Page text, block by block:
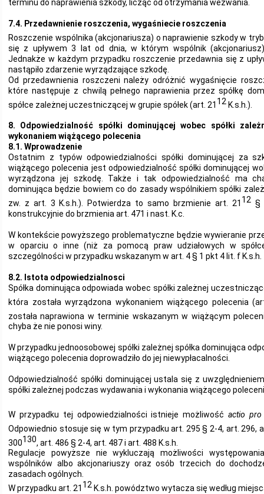
terminu do naprawienia szkody, licząc od otrzymania wezwania.
7.4. Przedawnienie roszczenia, wygaśniecie roszczenia
Roszczenie wspólnika (akcjonariusza) o naprawienie szkody w
się z upływem 3 lat od dnia, w którym wspólnik
Jednakże w każdym przypadku roszczenie przedawnia się z
nastąpiło zdarzenie wyrządzające szkodę.
Od przedawnienia roszczeni należy odróżnić wygaśnięcie
które następuje z chwilą pełnego naprawienia przez spółkę
spółce zależnej uczestniczącej w grupie spółek (art. 21 12 K.s.h.).
8. Odpowiedzialność spółki dominującej wobec spółki
wykonaniem wiążącego polecenia
8.1. Wprowadzenie
Ostatnim z typów odpowiedzialności spółki dominującej za
wiążącego polecenia jest odpowiedzialność spółki dominującej
wyrządzona jej szkodę. Także i tak odpowiedzialność ma
dominująca będzie bowiem co do zasady wspólnikiem spółki
zw. z art. 3 K.s.h.). Potwierdza to samo brzmienie art. 21 12 §
konstrukcyjnie do brzmienia art. 471 i nast. K.c.
W kontekście powyższego problematyczne będzie wywieranie
w oparciu o inne (niż za pomocą praw udziałowych w
szczególności w przypadku wskazanym w art. 4 § 1 pkt 4 lit. f K.s.h.
8.2. Istota odpowiedzialnosci
Spółka dominująca odpowiada wobec spółki zależnej
która została wyrządzona wykonaniem wiążącego polecenia
została naprawiona w terminie wskazanym w wiążącym
chyba że nie ponosi winy.
W przypadku jednoosobowej spółki zależnej spółka dominująca
wiążącego polecenia doprowadziło do jej niewypłacalności.
Odpowiedzialność spółki dominującej ustala się z
spółki zależnej podczas wydawania i wykonania wiążącego
W przypadku tej odpowiedzialności istnieje możliwośćactio pro
Odpowiednio stosuje się w tym przypadku art. 295 § 2-4, art. 296,
300130, art. 486 § 2-4, art. 487 i art. 488 K.s.h.
Regulacje powyższe nie wykluczają możliwości
wspólników albo akcjonariuszy oraz osób trzecich do
zasadach ogólnych.
W przypadku art. 21 12 K.s.h. powództwo wytacza się według